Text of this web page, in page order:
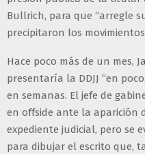
Bullrich, para que “arregle
precipitaron los
Hace poco más de un mes,
presentaría la DDJJ “en
en semanas. El jefe de
en offside ante la aparición
expediente judicial, pero se
para dibujar el escrito que,